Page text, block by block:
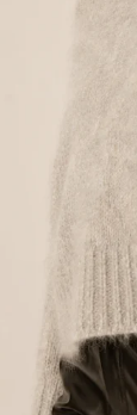
RIVS Store
Over ons